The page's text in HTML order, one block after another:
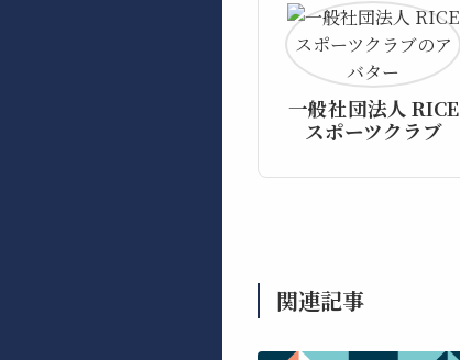
一般社団法人 RICE
スポーツクラブ
関連記事